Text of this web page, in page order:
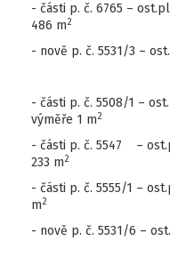
- části p. č. 6765 –
486 m2
- nově p. č. 5531/3 –
- části p. č. 5508/1 –
výměře 1 m2
- části p. č. 5547 –
233 m2
- části p. č. 5555/1 –
m2
- nově p. č. 5531/6 –